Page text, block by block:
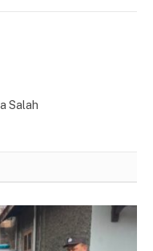
Salah